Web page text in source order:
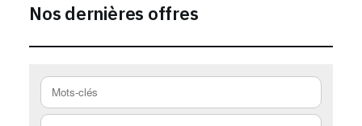
Nos dernières offres